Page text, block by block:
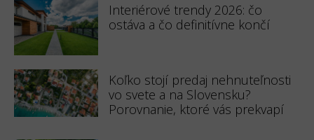
Interiérové trendy 2026: čo
ostáva a čo definitívne končí
Koľko stojí predaj nehnuteľnosti
vo svete a na Slovensku?
Porovnanie, ktoré vás prekvapí